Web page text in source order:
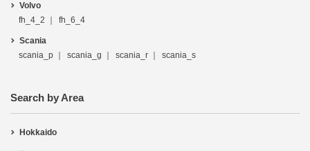
Volvo
fh_4_2
fh_6_4
Scania
scania_p
scania_g scania_r scania_s
Search by Area
Hokkaido